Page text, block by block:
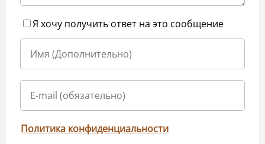
Я хочу получить ответ на это сообщение
Политика конфиденциальности